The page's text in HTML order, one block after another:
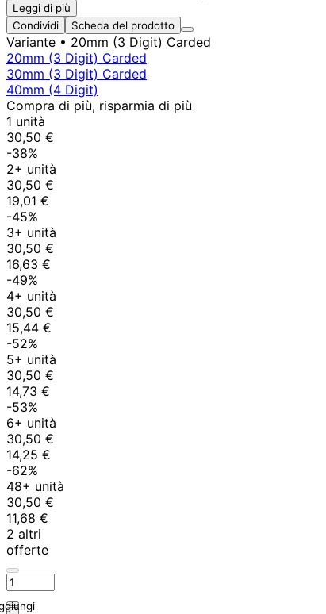
Leggi di più
Condividi
Scheda del prodotto
Variante • 20mm (3 Digit) Carded
20mm (3 Digit) Carded
30mm (3 Digit) Carded
40mm (4 Digit)
Compra di più, risparmia di più
1 unità
30,50 €
-38%
2+ unità
30,50 €
19,01 €
-45%
3+ unità
30,50 €
16,63 €
-49%
4+ unità
30,50 €
15,44 €
-52%
5+ unità
30,50 €
14,73 €
-53%
6+ unità
30,50 €
14,25 €
-62%
48+ unità
30,50 €
11,68 €
2 altri
offerte